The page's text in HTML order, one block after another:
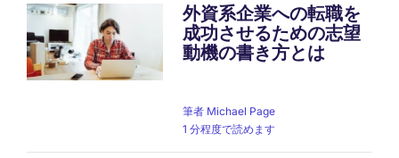
外資系企業への転職を
成功させるための志望
動機の書き方とは
筆者 Michael Page
1 分程度で読めます